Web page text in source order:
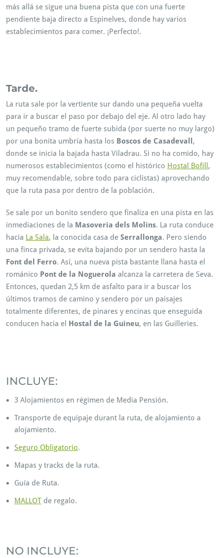
más allá se sigue una buena pista que con una fuerte
pendiente baja directo a Espinelves, donde hay varios
establecimientos para comer. ¡Perfecto!.
Tarde.
La ruta sale por la vertiente sur dando una pequeña vuelta
para ir a buscar el paso por debajo del eje. Al otro lado hay
un pequeño tramo de fuerte subida (por suerte no muy largo)
por una bonita umbría hasta los Boscos de Casadevall ,
donde se inicia la bajada hasta Viladrau. Si no ha comido, hay
numerosos establecimientos (como el histórico Hostal Bofill ,
muy recomendable, sobre todo para ciclistas) aprovechando
que la ruta pasa por dentro de la población.
Se sale por un bonito sendero que finaliza en una pista en las
inmediaciones de la Masoveria dels Molins. La ruta conduce
hacia La Sala, la conocida casa de Serrallonga. Pero siendo
una finca privada, se evita bajando por un sendero hasta la
Font del Ferro. Así, una nueva pista bastante llana hasta el
románico Pont de la Noguerola alcanza la carretera de Seva.
Entonces, quedan 2,5 km de asfalto para ir a buscar los
últimos tramos de camino y sendero por un paisajes
totalmente diferentes, de pinares y encinas que enseguida
conducen hacia el
Hostal de la Guineu, en las Guilleries.
INCLUYE:
3 Alojamientos en régimen de Media Pensión.
Transporte de equipaje durant la ruta, de alojamiento a
alojamiento.
Seguro Obligatorio.
Mapas y tracks de la ruta.
Guía de Ruta.
MALLOT de regalo.
NO INCLUYE: